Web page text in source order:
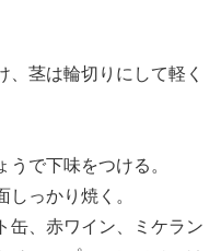
茎は輪切りにして軽く
で下味をつける。
っかり焼く。
、赤ワイン、ミケラン